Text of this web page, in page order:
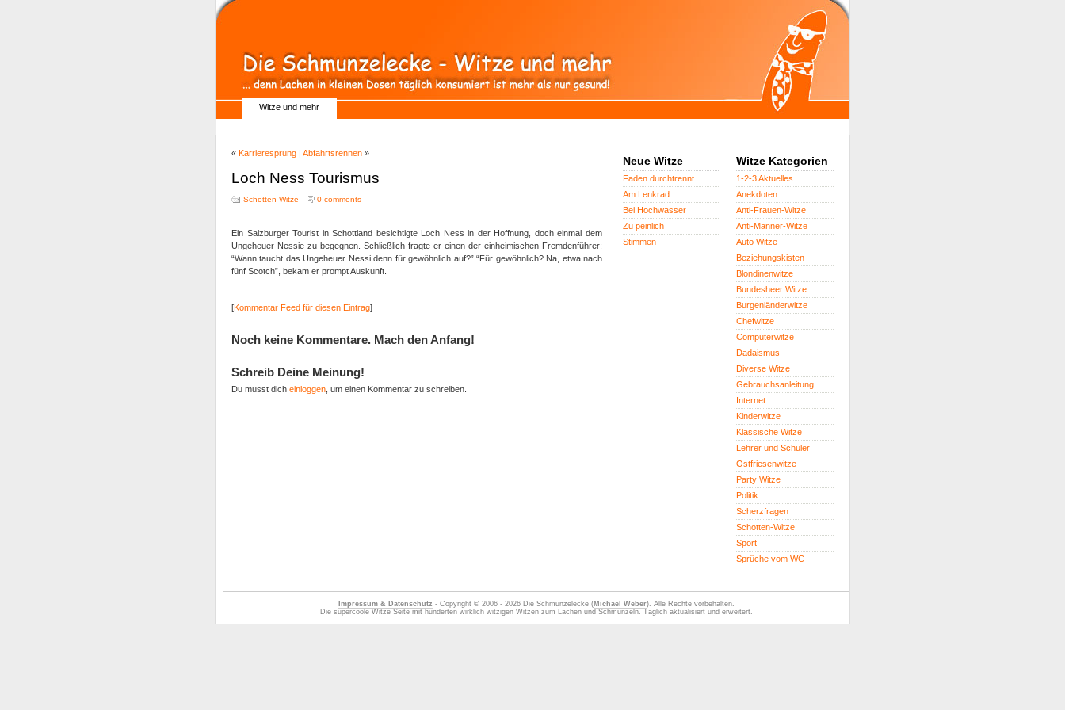
Witze und mehr
« Karrieresprung | Abfahrtsrennen »
Loch Ness Tourismus
Schotten-Witze 0 comments
Ein Salzburger Tourist in Schottland besichtigte Loch Ness in der Hoffnung, doch einmal dem
Ungeheuer Nessie zu begegnen. Schließlich fragte er einen der einheimischen Fremdenführer:
“Wann taucht das Ungeheuer Nessi denn für gewöhnlich auf?” “Für gewöhnlich? Na, etwa nach
fünf Scotch”, bekam er prompt Auskunft.
[Kommentar Feed für diesen Eintrag]
Noch keine Kommentare. Mach den Anfang!
Schreib Deine Meinung!
Du musst dich einloggen , um einen Kommentar zu schreiben.
Witze Kategorien
1-2-3 Aktuelles
Anekdoten
Anti-Frauen-Witze
Anti-Männer-Witze
Auto Witze
Beziehungskisten
Blondinenwitze
Bundesheer Witze
Burgenländerwitze
Chefwitze
Computerwitze
Dadaismus
Diverse Witze
Gebrauchsanleitung
Internet
Kinderwitze
Klassische Witze
Lehrer und Schüler
Ostfriesenwitze
Party Witze
Politik
Scherzfragen
Schotten-Witze
Sport
Sprüche vom WC
Neue Witze
Faden durchtrennt
Am Lenkrad
Bei Hochwasser
Zu peinlich
Stimmen
Impressum & Datenschutz - Copyright © 2006 - 2026 Die Schmunzelecke (Michael Weber). Alle Rechte vorbehalten.
Die supercoole Witze Seite mit hunderten wirklich witzigen Witzen zum Lachen und Schmunzeln. Täglich aktualisiert und erweitert.